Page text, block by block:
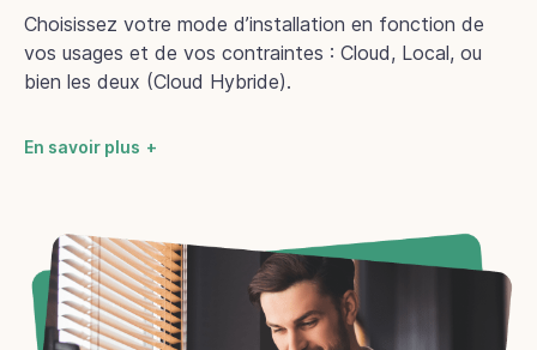
Choisissez votre mode d’installation en fonction de
vos usages et de vos contraintes : Cloud, Local, ou
bien les deux (Cloud Hybride).
En savoir plus